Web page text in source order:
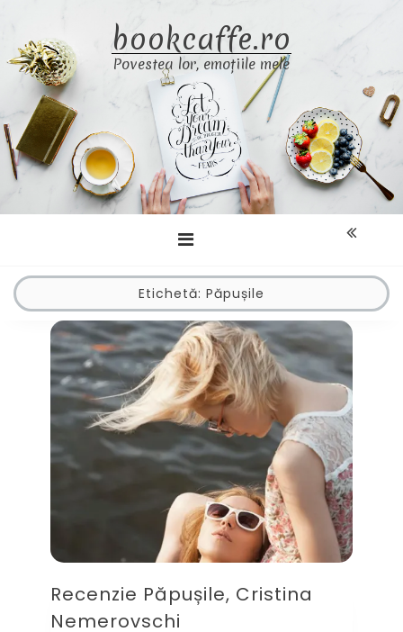
content
bookcaffe.ro
Povestea lor, emoțiile mele
Etichetă: Păpușile
Recenzie Păpușile, Cristina
Nemerovschi